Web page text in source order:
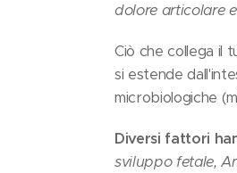
dolore articolare
Ciò che collega il
si estende
microbiologiche
Diversi fattori
sviluppo fetale,